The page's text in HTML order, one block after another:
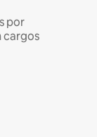
por
cargos